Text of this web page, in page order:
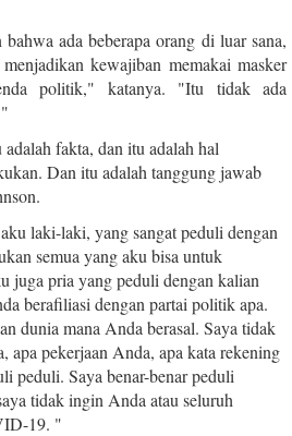
ada beberapa orang di luar sana,
kewajiban memakai masker
politik," katanya. "Itu tidak ada
fakta, dan itu adalah hal
Dan itu adalah tanggung jawab
laki-laki, yang sangat peduli dengan
semua yang aku bisa untuk
juga pria yang peduli dengan kalian
berafiliasi dengan partai politik apa.
dunia mana Anda berasal. Saya tidak
apa pekerjaan Anda, apa kata rekening
peduli. Saya benar-benar peduli
tidak ingin Anda atau seluruh
19. "